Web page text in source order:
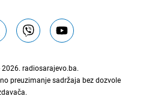
radiosarajevo.ba.
preuzimanje sadržaja bez dozvole